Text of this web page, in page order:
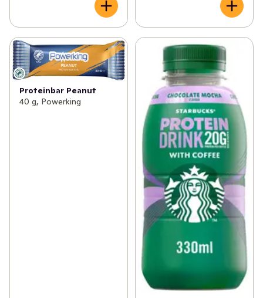
Proteinbar Peanut
40 g, Powerking